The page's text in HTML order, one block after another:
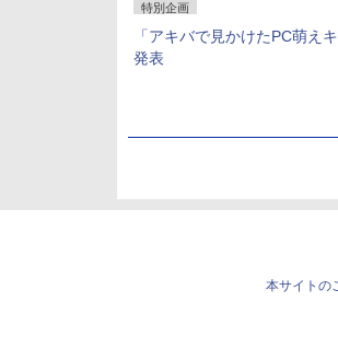
特別企画
「アキバで見かけたPC萌え
発表
本サイトの